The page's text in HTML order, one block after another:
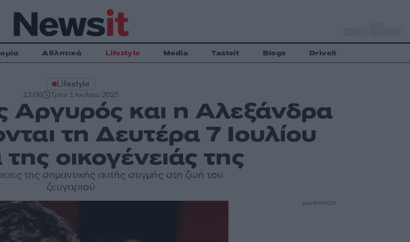
Αθλητικά Lifestyle Media Tasteit Blogs Driveit
Lifestyle
13:06 Τρίτη 1 Ιουλίου 2025
Αργυρός και η Αλεξάνδρα
τη Δευτέρα 7 Ιουλίου
οικογένειάς της
της σημαντικής αυτής στιγμής στη ζωή του
ζευγαριού
ΔΙΑΦΗΜΙΣΗ